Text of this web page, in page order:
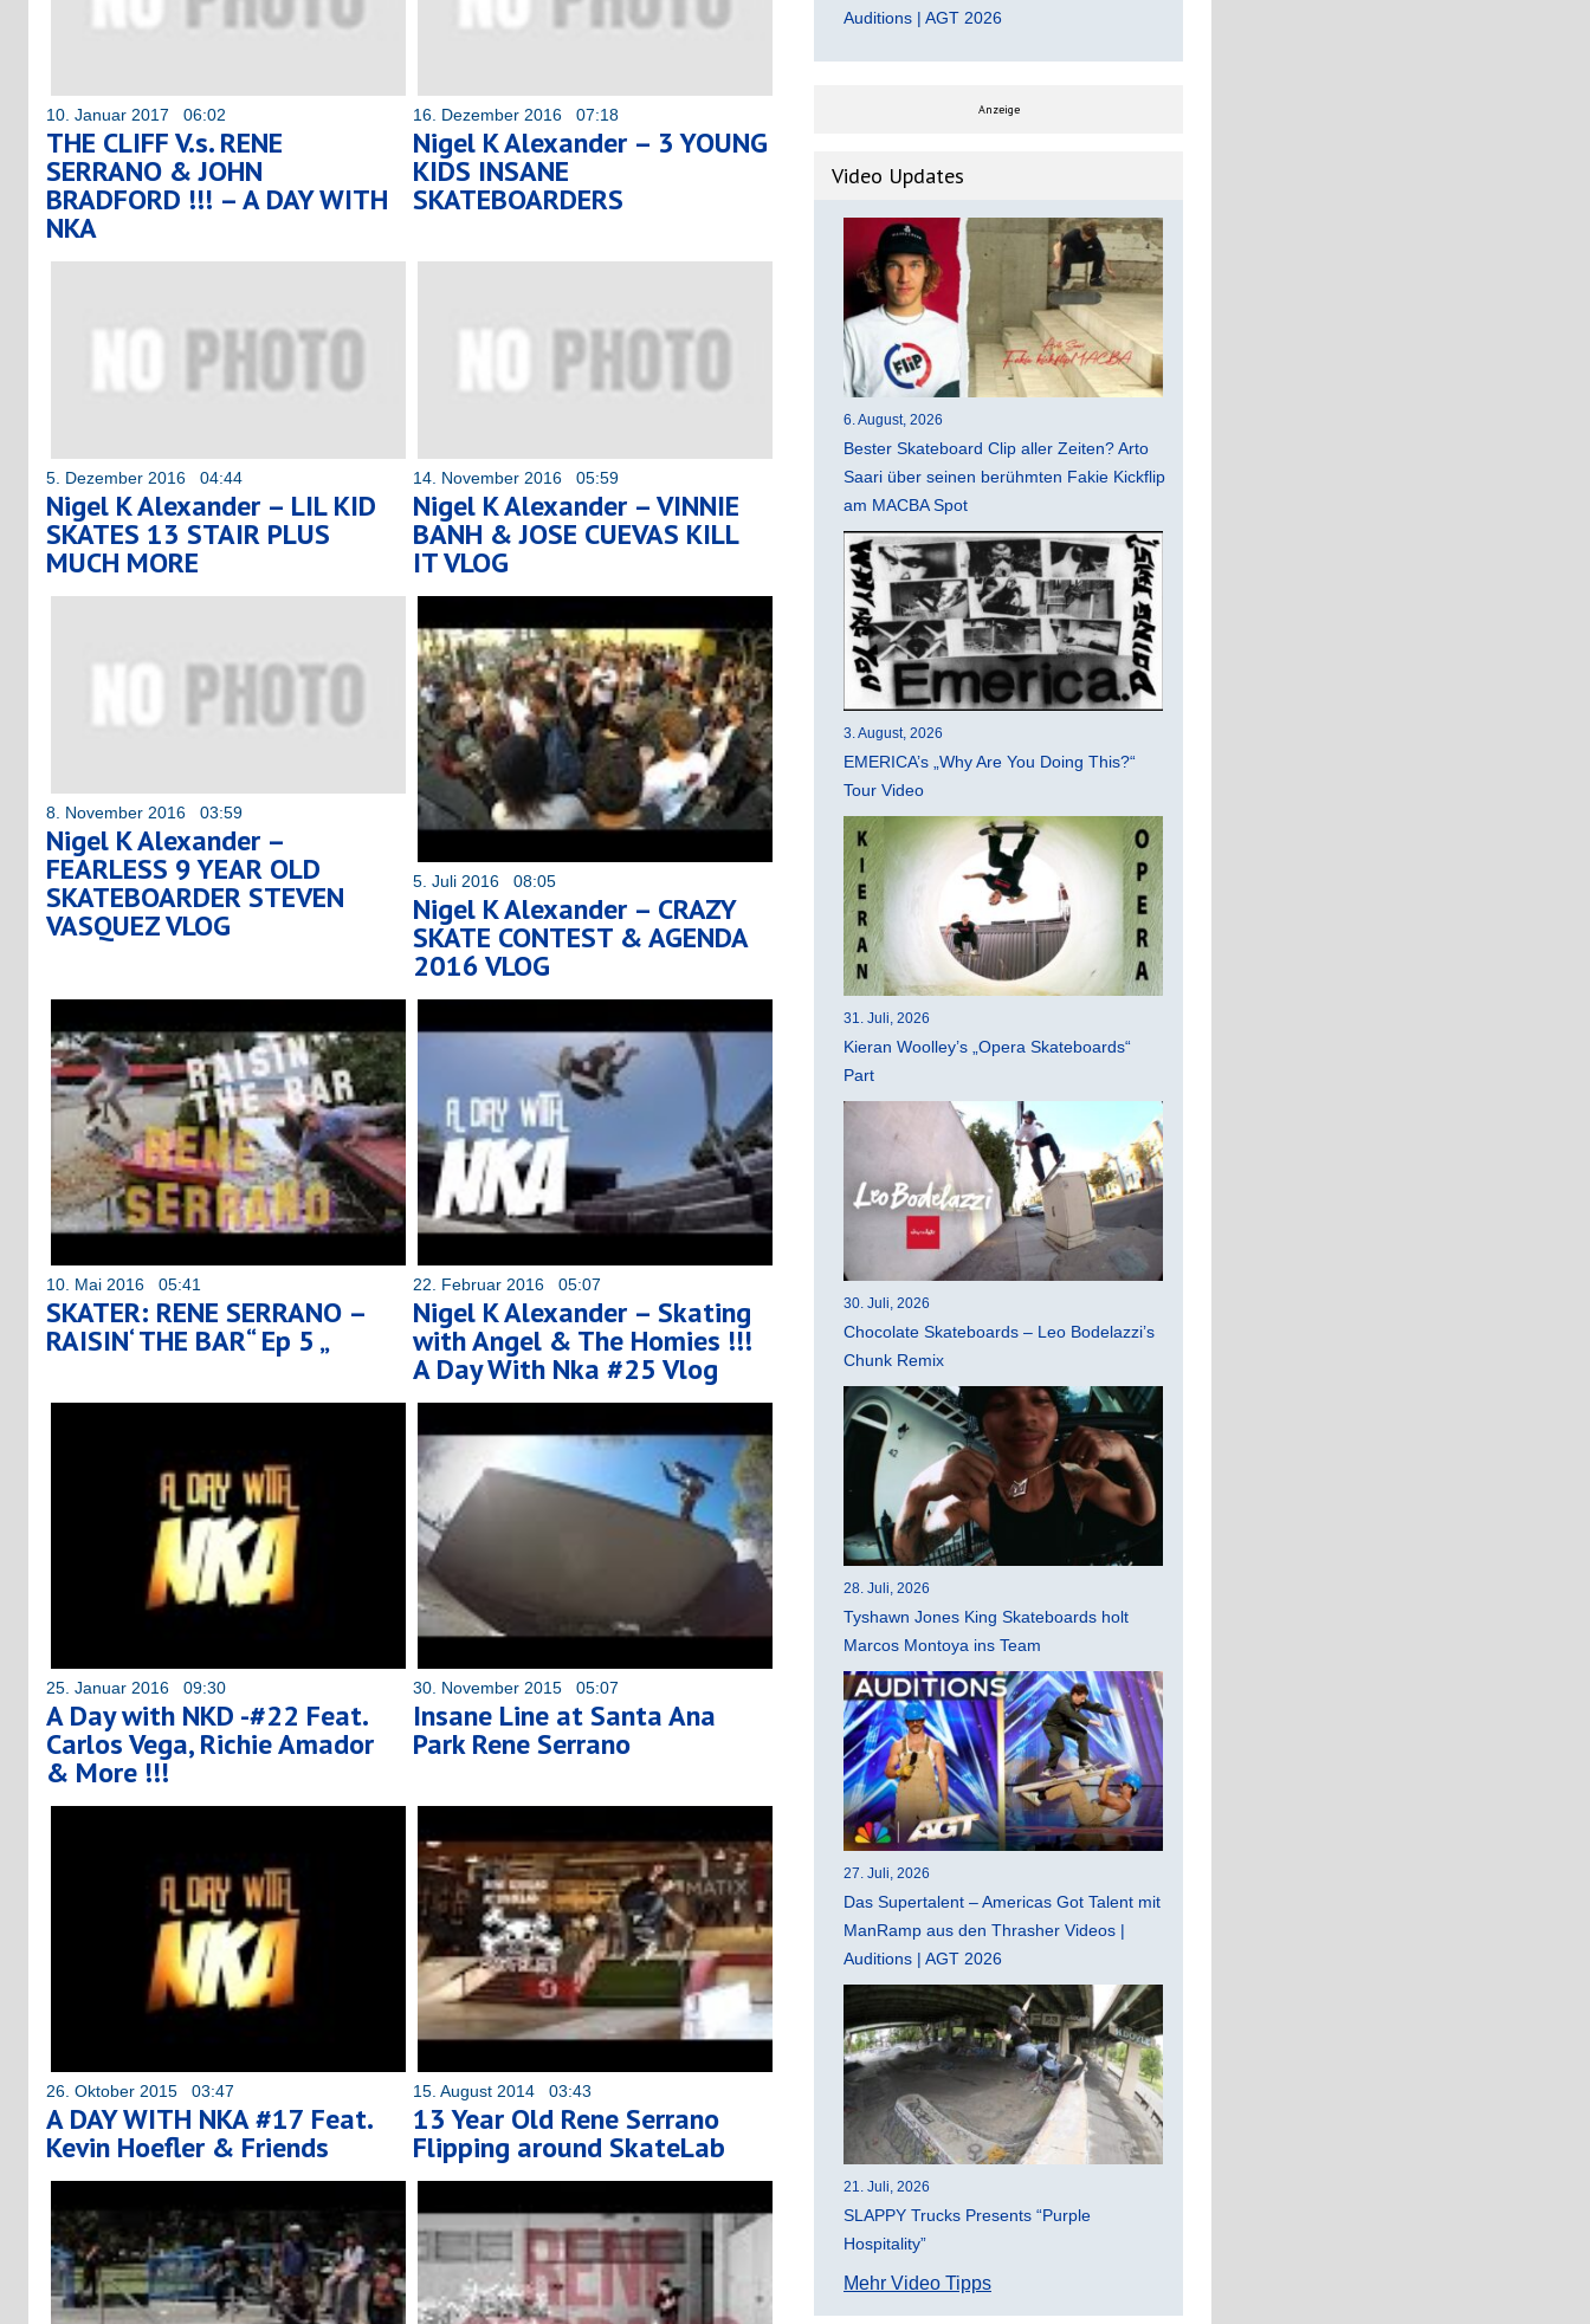
10. Januar 2017 06:02
THE CLIFF V.s. RENE
SERRANO & JOHN
BRADFORD !!! – A DAY WITH
NKA
16. Dezember 2016 07:18
Nigel K Alexander – 3 YOUNG
KIDS INSANE
SKATEBOARDERS
5. Dezember 2016 04:44
Nigel K Alexander – LIL KID
SKATES 13 STAIR PLUS
MUCH MORE
14. November 2016 05:59
Nigel K Alexander – VINNIE
BANH & JOSE CUEVAS KILL
IT VLOG
8. November 2016 03:59
Nigel K Alexander –
FEARLESS 9 YEAR OLD
SKATEBOARDER STEVEN
VASQUEZ VLOG
5. Juli 2016 08:05
Nigel K Alexander – CRAZY
SKATE CONTEST & AGENDA
2016 VLOG
10. Mai 2016 05:41
SKATER: RENE SERRANO –
RAISIN‘ THE BAR“ Ep 5 „
22. Februar 2016 05:07
Nigel K Alexander – Skating
with Angel & The Homies !!!
A Day With Nka #25 Vlog
25. Januar 2016 09:30
A Day with NKD -#22 Feat.
Carlos Vega, Richie Amador
& More !!!
30. November 2015 05:07
Insane Line at Santa Ana
Park Rene Serrano
26. Oktober 2015 03:47
A DAY WITH NKA #17 Feat.
Kevin Hoefler & Friends
15. August 2014 03:43
13 Year Old Rene Serrano
Flipping around SkateLab
Auditions | AGT 2026
Anzeige
Video Updates
6. August, 2026
Bester Skateboard Clip aller Zeiten? Arto
Saari über seinen berühmten Fakie Kickflip
am MACBA Spot
3. August, 2026
EMERICA’s „Why Are You Doing This?“
Tour Video
31. Juli, 2026
Kieran Woolley’s „Opera Skateboards“
Part
30. Juli, 2026
Chocolate Skateboards – Leo Bodelazzi’s
Chunk Remix
28. Juli, 2026
Tyshawn Jones King Skateboards holt
Marcos Montoya ins Team
27. Juli, 2026
Das Supertalent – Americas Got Talent mit
ManRamp aus den Thrasher Videos |
Auditions | AGT 2026
21. Juli, 2026
SLAPPY Trucks Presents “Purple
Hospitality”
Mehr Video Tipps